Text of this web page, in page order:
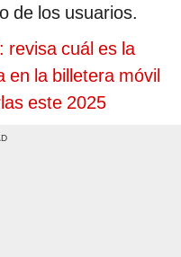
de los usuarios.
revisa cuál es la
en la billetera móvil
este 2025